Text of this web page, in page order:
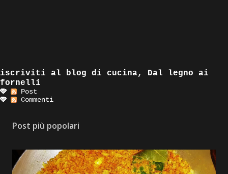
iscriviti al blog di cucina, Dal legno ai
fornelli
Post
Commenti
Post più popolari